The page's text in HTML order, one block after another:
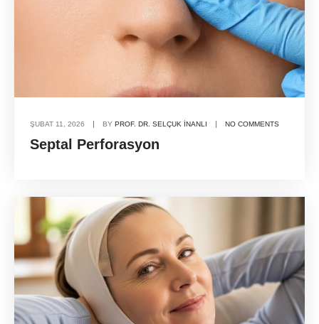
ŞUBAT 11, 2026 BY PROF. DR. SELÇUK İNANLI NO COMMENTS
Septal Perforasyon